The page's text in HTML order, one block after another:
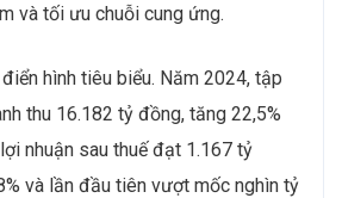
và tối ưu chuỗi cung ứng.
hình tiêu biểu. Năm 2024, tập
thu 16.182 tỷ đồng, tăng 22,5%
nhuận sau thuế đạt 1.167 tỷ
và lần đầu tiên vượt mốc nghìn tỷ